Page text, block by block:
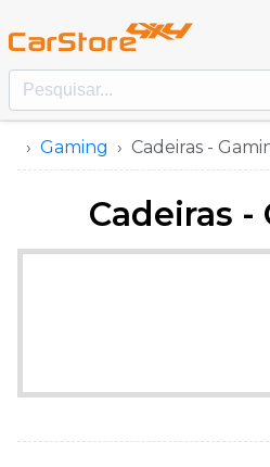
Gaming Cadeiras -
Cadeiras -